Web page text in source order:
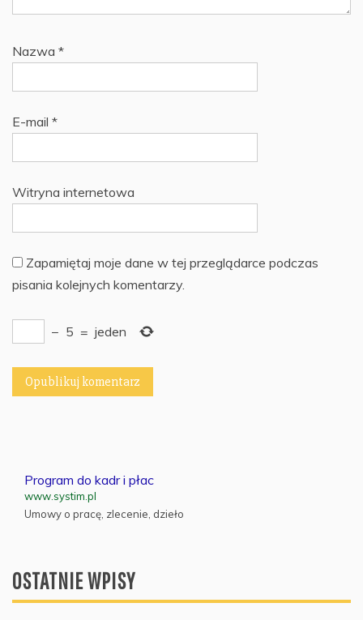
Nazwa *
E-mail *
Witryna internetowa
Zapamiętaj moje dane w tej przeglądarce podczas
pisania kolejnych komentarzy.
− 5 = jeden
Program do kadr i płac
www.systim.pl
Umowy o pracę, zlecenie, dzieło
OSTATNIE WPISY